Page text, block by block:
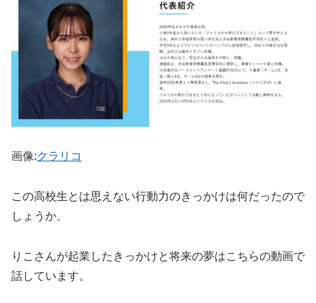
画像:クラリコ
この高校生とは思えない行動力のきっかけは何だったので
しょうか。
りこさんが起業したきっかけと将来の夢はこちらの動画で
話しています。